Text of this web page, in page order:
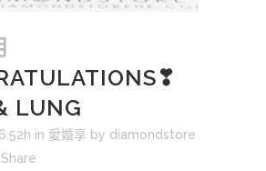
LUNG
in 愛婚享 by diamondstore
Share